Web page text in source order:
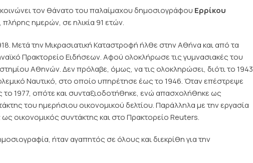
τον θάνατο του παλαίμαχου δημοσιογράφου Ερρίκου
ημερών, σε ηλικία 91 ετών.
Μετά την Μικρασιατική Καταστροφή ήλθε στην Αθήνα και από τα
Πρακτορείο Ειδήσεων. Αφού ολοκλήρωσε τις γυμνασιακές του
Αθηνών. Δεν πρόλαβε, όμως, να τις ολοκληρώσει, διότι το 1943
Ναυτικό, στο οποίο υπηρέτησε έως το 1946. Όταν επέστρεψε
το 1977, οπότε και συνταξιοδοτήθηκε, ενώ απασχολήθηκε ως
του ημερήσιου οικονομικού δελτίου. Παράλληλα με την εργασία
οικονομικός συντάκτης και στο Πρακτορείο Reuters.
ήταν αγαπητός σε όλους και διεκρίθη για την